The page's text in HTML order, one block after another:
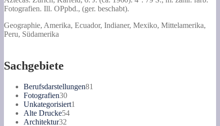
Aztecas.
Fotografien. Ill. OPpbd., (ger. beschabt).
Geographie, Amerika, Ecuador, Indianer, Mexiko, Mittelamerika,
Peru, Südamerika
Sachgebiete
Berufsdarstellungen81
Fotografien3030
Produkte
Unkategorisiert1
Alte Drucke5454
Architektur32